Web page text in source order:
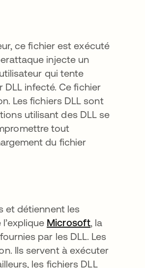
ce fichier est exécuté
injecte un
qui tente
infecté. Ce fichier
Les fichiers DLL sont
utilisant des DLL se
tout
du fichier
et détiennent les
Microsofts’ouvre
, la
par les DLL. Les
Ils servent à exécuter
les fichiers DLL